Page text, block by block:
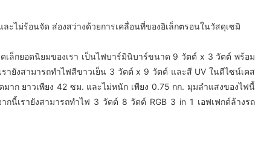
ไม่ร้อนจัด ส่องสว่างด้วยการเคลื่อนที่ของอิเล็กตรอนในวัสดุเซมิ
เล็กยอดนิยมของเรา เป็นไฟบาร์มินิบาร์ขนาด 9 วัตต์ x 3 วัตต์ พร้อม
รายังสามารถทำไฟสีขาวเย็น 3 วัตต์ x 9 วัตต์ และสี UV ในดีไซน์เคส
าก ยาวเพียง 42 ซม. และไม่หนัก เพียง 0.75 กก. มุมลำแสงของไฟนี้
กนี้เรายังสามารถทำไฟ 3 วัตต์ 8 วัตต์ RGB 3 in 1 เอฟเฟกต์ล้างรถ